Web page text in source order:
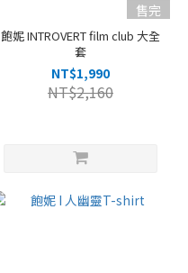
售完
飽妮 INTROVERT film club 大全
套
NT$1,990
NT$2,160